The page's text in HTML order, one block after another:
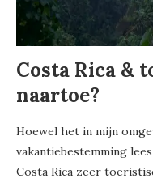
Costa Rica &
naartoe?
Hoewel het in mijn
vakantiebestemming
Costa Rica zeer